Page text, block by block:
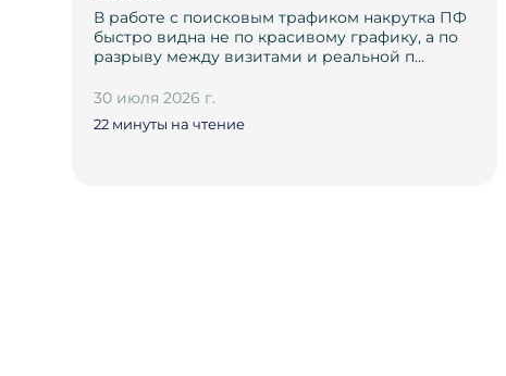
В работе с поисковым трафиком накрутка ПФ
быстро видна не по красивому графику, а по
разрыву между визитами и реальной п…
30 июля 2026 г.
22 минуты на чтение